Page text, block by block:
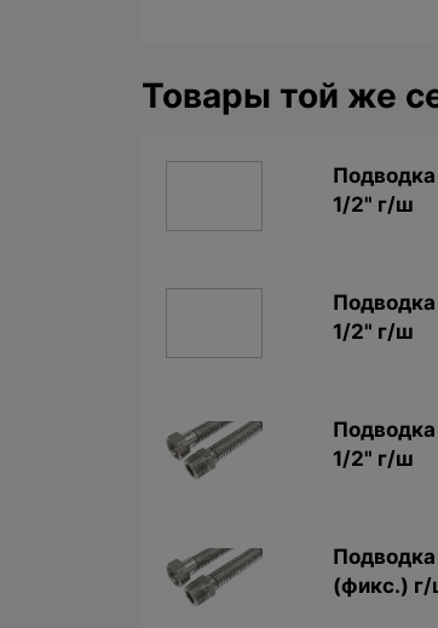
Товары той же
Подводкa
1/2" г/ш
Подводкa
1/2" г/ш
Подводкa
1/2" г/ш
Подводка
(фикс.)